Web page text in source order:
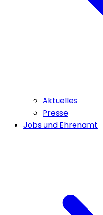
Aktuelles
Presse
Jobs und Ehrenamt